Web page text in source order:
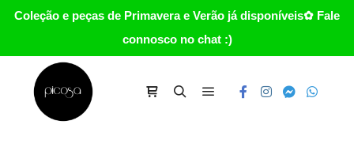
Coleção e peças de Primavera e Verão já disponíveis✿ Fale
connosco no chat :)